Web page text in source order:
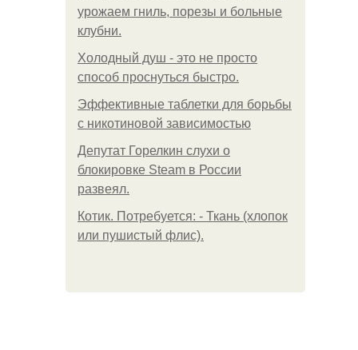
урожаем гниль, порезы и больные
клубни.
Холодный душ - это не просто
способ проснуться быстро.
Эффективные таблетки для борьбы
с никотиновой зависимостью
Депутат Горелкин слухи о
блокировке Steam в России
развеял.
Котик. Потребуется: - Ткань (хлопок
или пушистый флис).